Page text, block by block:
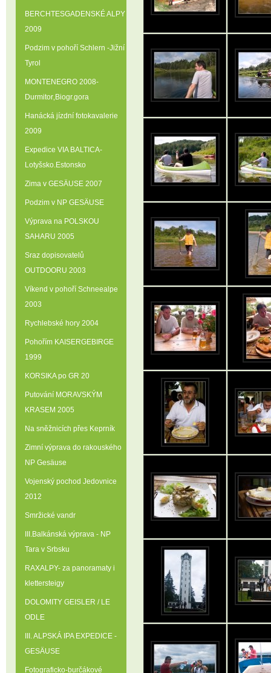
BERCHTESGADENSKÉ ALPY
2009
Podzim v pohoří Schlern -Jižní
Tyrol
MONTENEGRO 2008-
Durmitor‚Biogr.gora
Hanácká jízdní fotokavalerie
2009
Expedice VIA BALTICA-
Lotyšsko.Estonsko
Zima v GESÄUSE 2007
Podzim v NP GESÄUSE
Výprava na POLSKOU
SAHARU 2005
Sraz dopisovatelů
OUTDOORU 2003
Víkend v pohoří Schneealpe
2003
Rychlebské hory 2004
Pohořím KAISERGEBIRGE
1999
KORSIKA po GR 20
Putování MORAVSKÝM
KRASEM 2005
Na sněžnicích přes Keprník
Zimní výprava do rakouského
NP Gesäuse
Vojenský pochod Jedovnice
2012
Smržické vandr
III.Balkánská výprava - NP
Tara v Srbsku
RAXALPY- za panoramaty i
klettersteigy
DOLOMITY GEISLER / LE
ODLE
III. ALPSKÁ IPA EXPEDICE -
GESÄUSE
Fotograficko-burčákové